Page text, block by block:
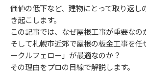
価値の低下など、建物にとって取り返し
き起こします。
この記事では、なぜ屋根工事が重要なの
そして札幌市近郊で屋根の板金工事を任
ークルフェロー」が最適なのか？
その理由をプロの目線で解説します。